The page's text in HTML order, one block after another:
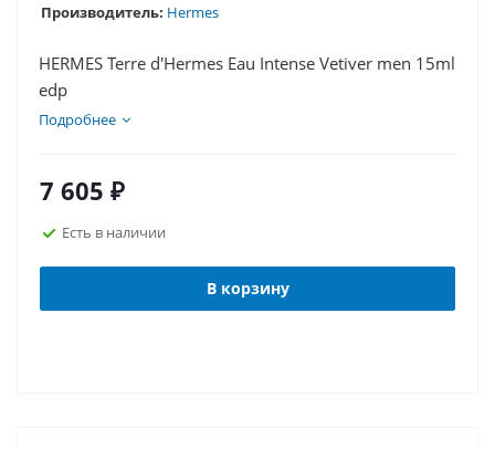
Производитель: Hermes
HERMES Terre d'Hermes Eau Intense Vetiver men 15ml
edp
Подробнее
7 605 ₽
Есть в наличии
В корзину